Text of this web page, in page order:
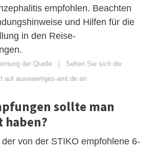
empfohlen. Beachten
und Hilfen für die
in den Reise-
der Quelle | Sehen Sie sich die
auf auswaertiges-amt.de an
sollte man
haben?
von der STIKO empfohlene 6-